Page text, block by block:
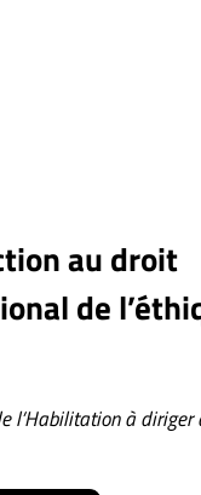
au droit
de
l’Habilitation à diriger